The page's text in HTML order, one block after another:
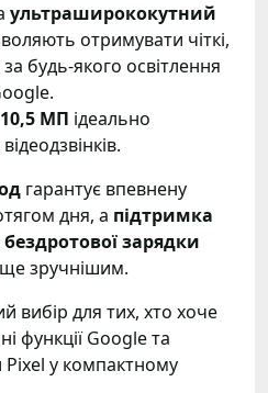
ультраширококутний
отримувати чіткі,
будь-якого освітлення
МП ідеально
гарантує впевнену
дня, а підтримка
зарядки
зручнішим.
вибір для тих, хто хоче
функції Google та
Pixel у компактному